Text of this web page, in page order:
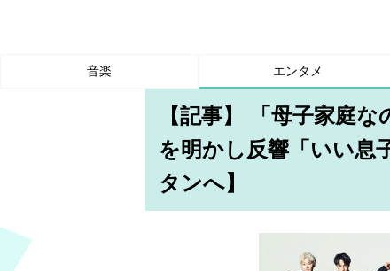
音楽 エンタメ
【記事】 「母子家庭
を明かし反響「いい息
タンへ】